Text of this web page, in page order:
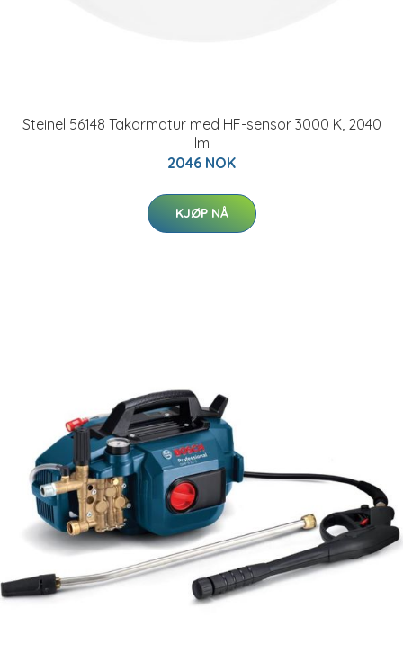
Steinel 56148 Takarmatur med HF-sensor 3000 K, 2040
lm
2046 NOK
KJØP NÅ